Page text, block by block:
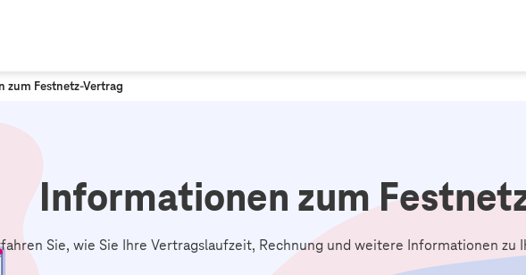
zum Festnetz-Vertrag
Informationen zum
Sie, wie Sie Ihre Vertragslaufzeit, Rechnung und weitere Informationen zu